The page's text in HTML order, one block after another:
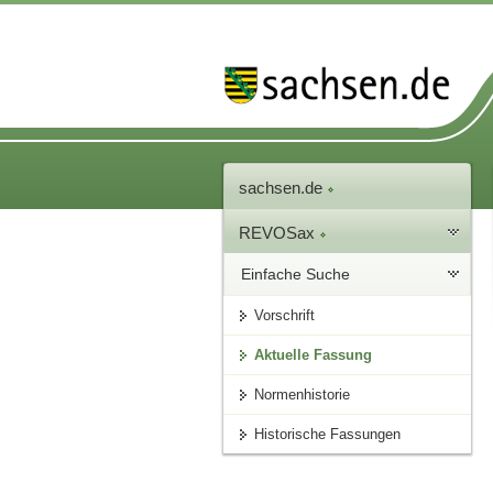
sachsen.de
REVOSax
Einfache Suche
Vorschrift
Aktuelle Fassung
Normenhistorie
Historische Fassungen